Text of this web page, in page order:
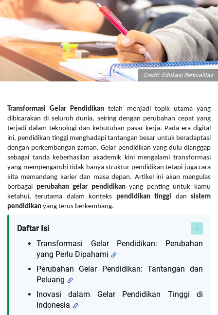
Credit: Edukasi Berkualitas
Transformasi Gelar Pendidikan telah menjadi topik utama yang
dibicarakan di seluruh dunia, seiring dengan perubahan cepat yang
terjadi dalam teknologi dan kebutuhan pasar kerja. Pada era digital
ini, pendidikan tinggi menghadapi tantangan besar untuk beradaptasi
dengan perkembangan zaman. Gelar pendidikan yang dulu dianggap
sebagai tanda keberhasilan akademik kini mengalami transformasi
yang mempengaruhi tidak hanya struktur pendidikan tetapi juga cara
kita memandang karier dan masa depan. Artikel ini akan mengulas
berbagai perubahan gelar pendidikanyang penting untuk kamu
ketahui, terutama dalam konteks pendidikan tinggi dansistem
pendidikan yang terus berkembang.
Daftar Isi
Transformasi Gelar Pendidikan: Perubahan
yang Perlu Dipahami
Perubahan Gelar Pendidikan: Tantangan dan
Peluang
Inovasi dalam Gelar Pendidikan Tinggi di
Indonesia